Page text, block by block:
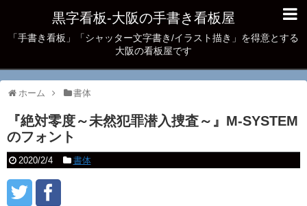
黒字看板‐大阪の手書き看板屋
「手書き看板」「シャッター文字書き/イラスト描き」を得意とする
大阪の看板屋です
ホーム 書体
『絶対零度～未然犯罪潜入捜査～』M-SYSTEM
のフォント
2020/2/4 書体